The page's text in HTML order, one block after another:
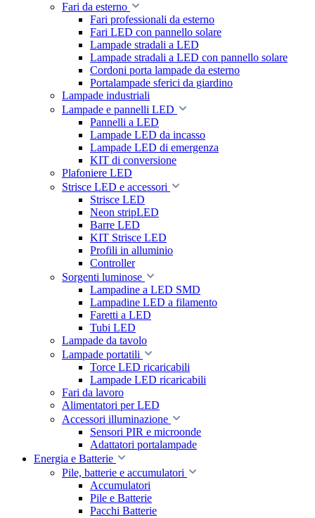
Fari da esterno
Fari professionali da esterno
Fari LED con pannello solare
Lampade stradali a LED
Lampade stradali a LED con pannello solare
Cordoni porta lampade da esterno
Portalampade sferici da giardino
Lampade industriali
Lampade e pannelli LED
Pannelli a LED
Lampade LED da incasso
Lampade LED di emergenza
KIT di conversione
Plafoniere LED
Strisce LED e accessori
Strisce LED
Neon stripLED
Barre LED
KIT Strisce LED
Profili in alluminio
Controller
Sorgenti luminose
Lampadine a LED SMD
Lampadine LED a filamento
Faretti a LED
Tubi LED
Lampade da tavolo
Lampade portatili
Torce LED ricaricabili
Lampade LED ricaricabili
Fari da lavoro
Alimentatori per LED
Accessori illuminazione
Sensori PIR e microonde
Adattatori portalampade
Energia e Batterie
Pile, batterie e accumulatori
Accumulatori
Pile e Batterie
Pacchi Batterie